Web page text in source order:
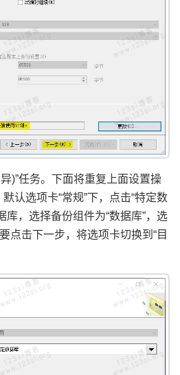
)”任务。下面将重复上面设置操
认选项卡“常规”下，点击“特定数
库，选择备份组件为“数据库”，选
点击下一步，将选项卡切换到“目